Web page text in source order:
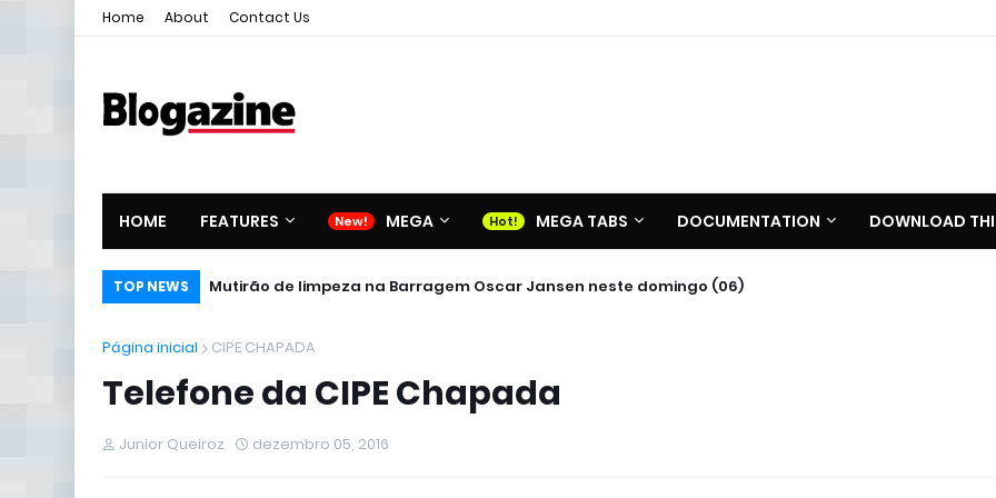
Home About Contact Us
HOME FEATURES MEGA MEGA TABS DOCUMENTATION DOWNLOAD
TOP NEWS Mutirão de limpeza na Barragem Oscar Jansen neste domingo (06)
Revendedora autorizada de Natuclean em Ruy Barbosa
Página inicial CIPE CHAPADA
Telefone da CIPE Chapada
Junior Queiroz dezembro 05, 2016